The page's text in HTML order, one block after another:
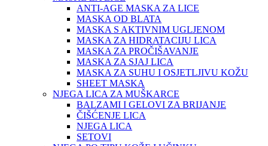
ANTI-AGE MASKA ZA LICE
MASKA OD BLATA
MASKA S AKTIVNIM UGLJENOM
MASKA ZA HIDRATACIJU LICA
MASKA ZA PROČIŠAVANJE
MASKA ZA SJAJ LICA
MASKA ZA SUHU I OSJETLJIVU KOŽU
SHEET MASKA
NJEGA LICA ZA MUŠKARCE
BALZAMI I GELOVI ZA BRIJANJE
ČIŠĆENJE LICA
NJEGA LICA
SETOVI